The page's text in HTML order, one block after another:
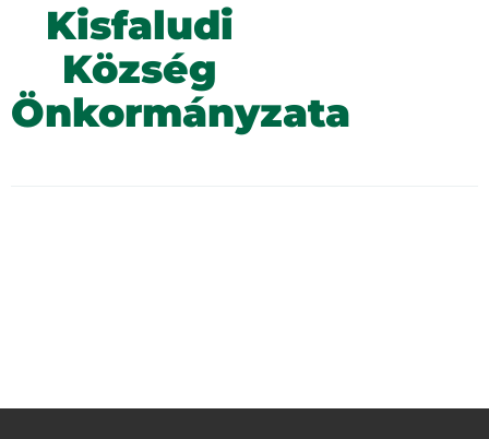
Kisfaludi
Község
Önkormányzata